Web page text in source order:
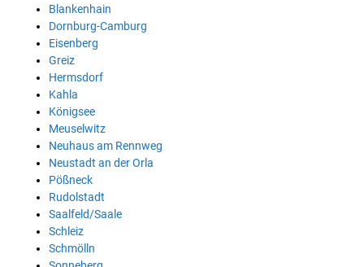
Blankenhain
Dornburg-Camburg
Eisenberg
Greiz
Hermsdorf
Kahla
Königsee
Meuselwitz
Neuhaus am Rennweg
Neustadt an der Orla
Pößneck
Rudolstadt
Saalfeld/Saale
Schleiz
Schmölln